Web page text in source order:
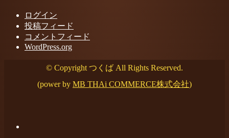
ログイン
投稿フィード
コメントフィード
WordPress.org
© Copyright つくば All Rights Reserved.
(power by MB THAi COMMERCE株式会社)